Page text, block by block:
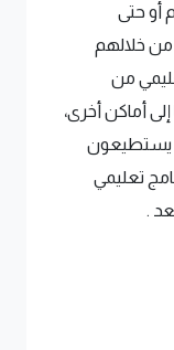
أو حتى
خلالهم
من
أماكن أخرى،
يستطيعون
تعليمي
.